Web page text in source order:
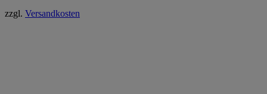
zzgl. Versandkosten